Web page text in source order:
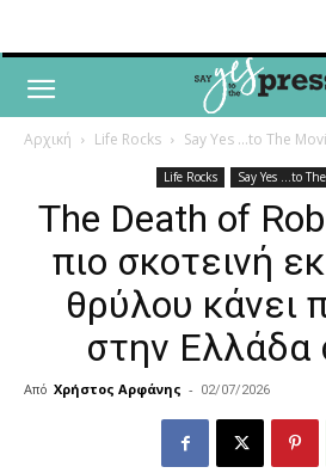
Αρχική Life Rocks Say Yes ...to The
Life Rocks Say Yes ...to
The Death of
πιο σκοτεινή
θρύλου κάνει
στην Ελλάδα
Από Χρήστος Αρφάνης - 02/07/2026